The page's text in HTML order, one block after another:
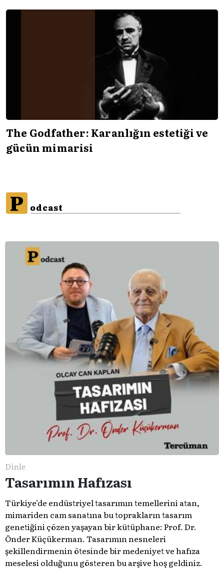
The Godfather: Karanlığın estetiği ve
gücün mimarisi
P odcast
Dinle
Tasarımın Hafızası
Türkiye’de endüstriyel tasarımın temellerini atan,
mimariden cam sanatına bu toprakların tasarım
genetiğini çözen yaşayan bir kütüphane: Prof. Dr.
Önder Küçükerman. ​Tasarımın nesneleri
şekillendirmenin ötesinde bir medeniyet ve hafıza
meselesi olduğunu gösteren bu arşive hoş geldiniz.